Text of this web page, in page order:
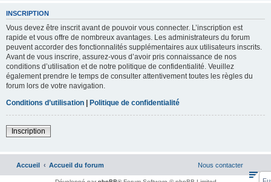
INSCRIPTION
Vous devez être inscrit avant de pouvoir vous connecter. L’inscription est
rapide et vous offre de nombreux avantages. Les administrateurs du forum
peuvent accorder des fonctionnalités supplémentaires aux utilisateurs inscrits.
Avant de vous inscrire, assurez-vous d’avoir pris connaissance de nos
conditions d’utilisation et de notre politique de confidentialité. Veuillez
également prendre le temps de consulter attentivement toutes les règles du
forum lors de votre navigation.
Conditions d’utilisation | Politique de confidentialité
Inscription
Accueil Accueil du forum Nous contacter